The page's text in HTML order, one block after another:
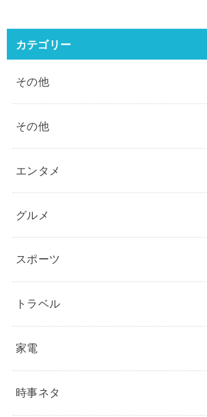
カテゴリー
その他
その他
エンタメ
グルメ
スポーツ
トラベル
家電
時事ネタ